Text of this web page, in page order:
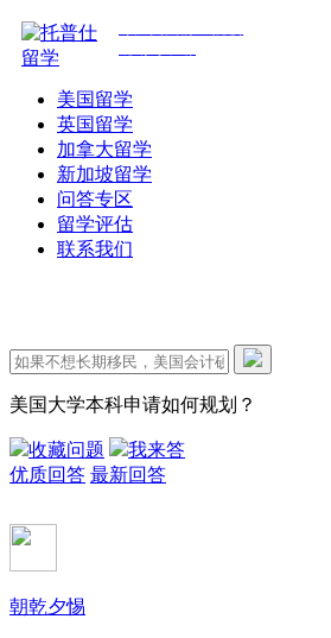
美国留学
英国留学
加拿大留学
新加坡留学
问答专区
留学评估
联系我们
美国大学本科申请如何规划？
收藏问题
我来答
优质回答 最新回答
朝乾夕惕